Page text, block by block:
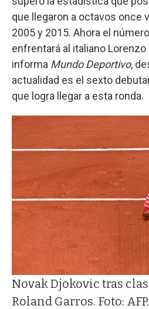
que llegaron a octavos once
2005 y 2015. Ahora el
enfrentará al italiano
informa Mundo Deportivo,
actualidad es el sexto
que logra llegar a esta ronda.
Novak Djokovic tras
Roland Garros. Foto: AFP.